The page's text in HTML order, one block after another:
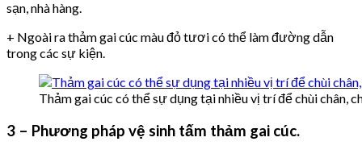
sạn, nhà hàng.
+ Ngoài ra thảm gai cúc màu đỏ tươi có thể làm đường dẫn
trong các sự kiện.
Thảm gai cúc có thể sự dụng tại nhiều vị trí để chùi chân,
3 – Phương pháp vệ sinh tấm thảm gai cúc.